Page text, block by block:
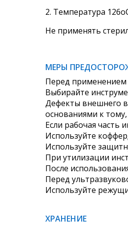
2. Температура
Не применять
МЕРЫ
Перед применением
Выбирайте
Дефекты внешнего
основаниями к
Если рабочая часть
Используйте
Используйте
При утилизации
После
Перед
Используйте
ХРАНЕНИЕ